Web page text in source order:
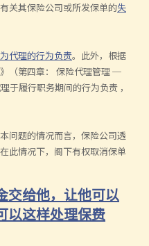
关其保险公司或所发保单的失
为代理的行为负责。此外，根据
》（第四章： 保险代理管理─
于履行职务期间的行为负责 ，
问题的情况而言，保险公司透
此情况下，阁下有权取消保单
交给他，让他可以
以这样处理保费